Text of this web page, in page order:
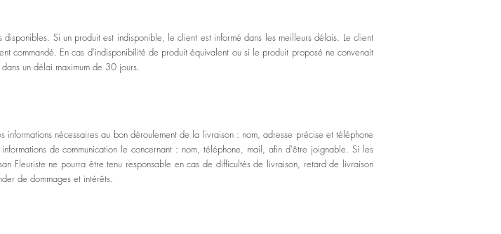
Si un produit est indisponible, le client est informé dans les meilleurs délais. Le client
commandé. En cas d'indisponibilité de produit équivalent ou si le produit proposé ne convenait
un délai maximum de 30 jours.
nécessaires au bon déroulement de la livraison : nom, adresse précise et téléphone
de communication le concernant : nom, téléphone, mail, afin d'être joignable. Si les
Fleuriste ne pourra être tenu responsable en cas de difficultés de livraison, retard de livraison
de dommages et intérêts.